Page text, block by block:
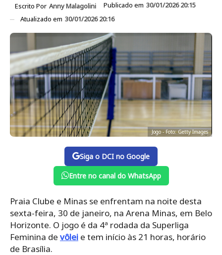
Escrito Por Anny Malagolini Publicado em 30/01/2026 20:15
Atualizado em 30/01/2026 20:16
Jogo - Foto: Getty Images
Siga o DCI no Google
Entre no canal do WhatsApp
Praia Clube e Minas se enfrentam na noite desta
sexta-feira, 30 de janeiro, na Arena Minas, em Belo
Horizonte. O jogo é da 4ª rodada da Superliga
Feminina de vôlei e tem início às 21 horas, horário
de Brasília.